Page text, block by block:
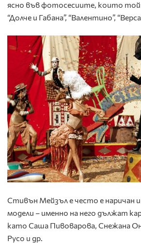
ясно във фотосесиите, които той
“Долче и Габана”, “Валентино”,
Стивън Мейзъл е често е наричан
модели – именно на него дължат
като Саша Пивоварова, Снежана
Русо и др.